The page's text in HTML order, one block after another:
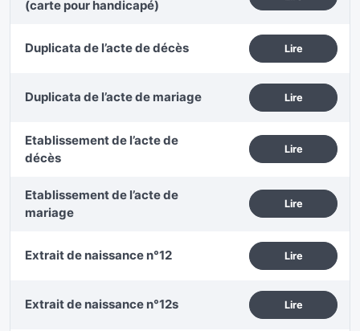
(carte pour handicapé)
Duplicata de l’acte de décès Lire
Duplicata de l’acte de mariage Lire
Etablissement de l’acte de
décès
Lire
Etablissement de l’acte de
mariage
Lire
Extrait de naissance n°12 Lire
Extrait de naissance n°12s Lire